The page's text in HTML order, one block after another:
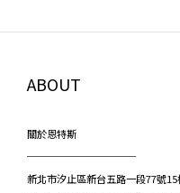
ABOUT
關於恩特斯
───────────
新北市汐止區新台五路一段77號15